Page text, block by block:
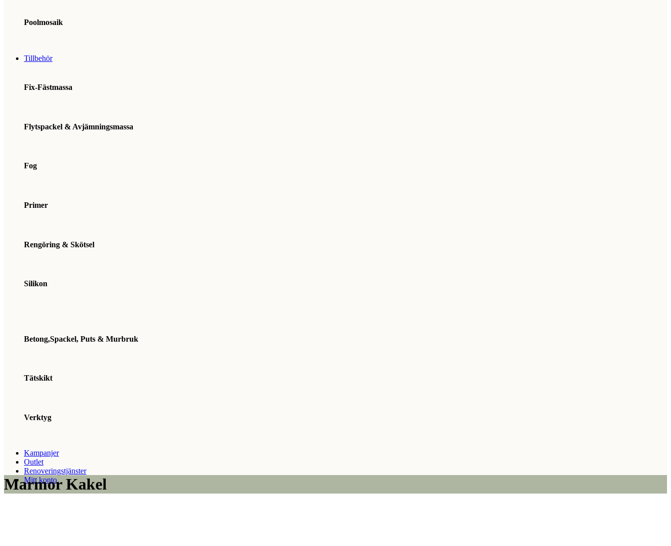
Poolmosaik
Tillbehör
Fix-Fästmassa
Flytspackel & Avjämningsmassa
Fog
Primer
Rengöring & Skötsel
Silikon
Betong,Spackel, Puts & Murbruk
Tätskikt
Verktyg
Kampanjer
Outlet
Renoveringstjänster
Mitt konto
Marmor Kakel